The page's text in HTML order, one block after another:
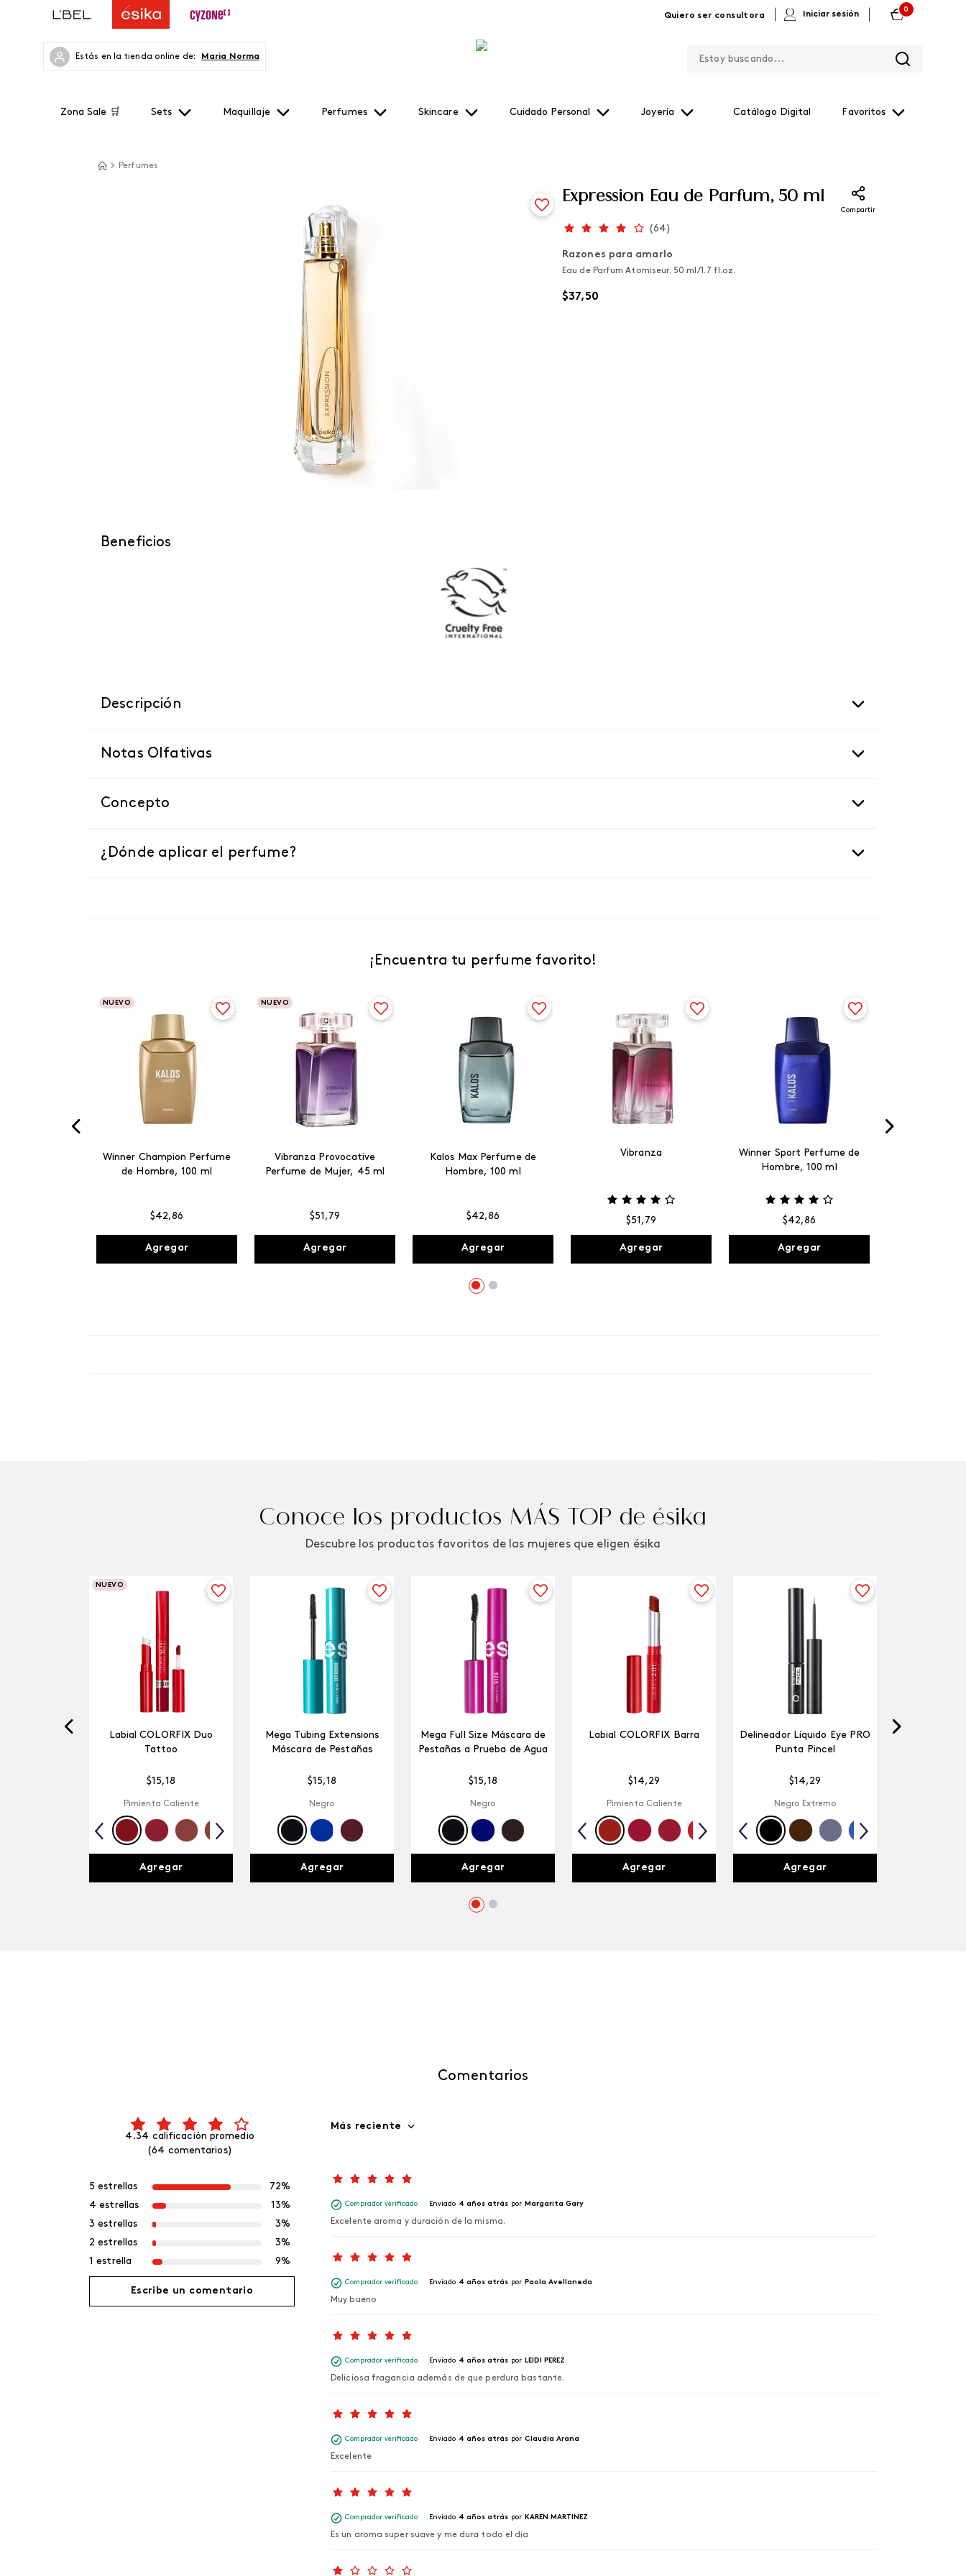
Quiero ser consultora Iniciar sesión
0
Estás en la tienda online de: Maria Norma
Zona Sale 🛒 Sets Maquillaje Perfumes Skincare Cuidado Personal Joyería Catálogo Digital Favoritos
Perfumes
Expression Eau de Parfum, 50 ml
Compartir
(64)
Razones para amarlo
Eau de Parfum Atomiseur. 50 ml / 1.7 fl.oz.
$37,50
Beneficios
Descripción
Notas Olfativas
Concepto
¿Dónde aplicar el perfume?
¡Encuentra tu perfume favorito!
NUEVO
Winner Champion Perfume
de Hombre, 100 ml
$42,86
Agregar
NUEVO
Vibranza Provocative
Perfume de Mujer, 45 ml
$51 , 79
Agregar
Kalos Max Perfume de
Hombre, 100 ml
$42,86
Agregar
Vibranza
$51 , 79
Agregar
Winner Sport Perfume de
Hombre, 100 ml
$42,86
Agregar
Conoce los productos MÁS TOP de ésika
Descubre los productos favoritos de las mujeres que eligen ésika
NUEVO
Labial COLORFIX Duo
Tattoo
$15,18
Pimienta Caliente
Agregar
Mega Tubing Extensions
Máscara de Pestañas
$15,18
Negro
Agregar
Mega Full Size Máscara de
Pestañas a Prueba de Agua
$15,18
Negro
Agregar
Labial COLORFIX Barra
$14, 29
Pimienta Caliente
Agregar
Delineador Líquido Eye PRO
Punta Pincel
$14, 29
Negro Extremo
Agregar
Comentarios
4.34 calificación promedio
(64 comentarios)
5 estrellas
72%
4 estrellas
13%
3 estrellas
3%
2 estrellas
3%
1 estrella
9%
Escribe un comentario
Más reciente
Comprador verificado Enviado 4 años atrás por Margarita Gary
Excelente aroma y duración de la misma.
Comprador verificado Enviado 4 años atrás por Paola Avellaneda
Muy bueno
Comprador verificado Enviado 4 años atrás por LEIDI PEREZ
Deliciosa fragancia además de que perdura bastante.
Comprador verificado Enviado 4 años atrás por Claudia Arana
Excelente
Comprador verificado Enviado 4 años atrás por KAREN MARTINEZ
Es un aroma super suave y me dura todo el dia